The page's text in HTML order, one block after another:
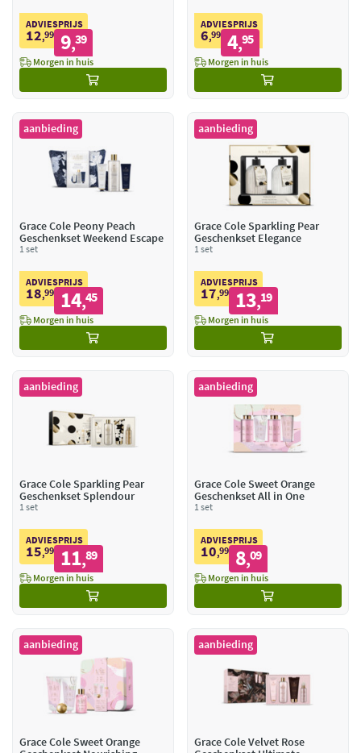
ADVIESPRIJS
12,99 9,39
Morgen in huis
ADVIESPRIJS
6,99 4,95
Morgen in huis
aanbieding
Grace Cole Peony Peach
Geschenkset Weekend Escape
1 set
ADVIESPRIJS
18,99 14,45
Morgen in huis
aanbieding
Grace Cole Sparkling Pear
Geschenkset Elegance
1 set
ADVIESPRIJS
17,99 13,19
Morgen in huis
aanbieding
Grace Cole Sparkling Pear
Geschenkset Splendour
1 set
ADVIESPRIJS
15,99 11,89
Morgen in huis
aanbieding
Grace Cole Sweet Orange
Geschenkset All in One
1 set
ADVIESPRIJS
10,99 8,09
Morgen in huis
aanbieding
Grace Cole Sweet Orange
aanbieding
Grace Cole Velvet Rose